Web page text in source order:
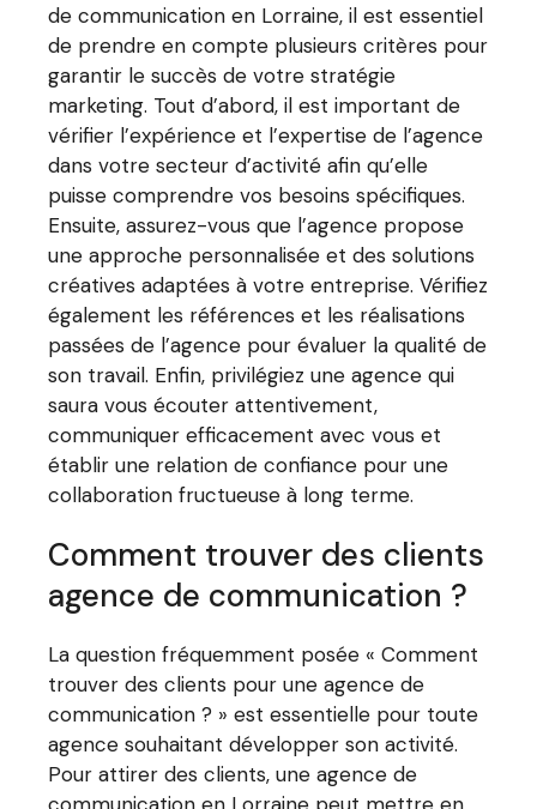
de communication en Lorraine, il est essentiel
de prendre en compte plusieurs critères pour
garantir le succès de votre stratégie
marketing. Tout d’abord, il est important de
vérifier l’expérience et l’expertise de l’agence
dans votre secteur d’activité afin qu’elle
puisse comprendre vos besoins spécifiques.
Ensuite, assurez-vous que l’agence propose
une approche personnalisée et des solutions
créatives adaptées à votre entreprise. Vérifiez
également les références et les réalisations
passées de l’agence pour évaluer la qualité de
son travail. Enfin, privilégiez une agence qui
saura vous écouter attentivement,
communiquer efficacement avec vous et
établir une relation de confiance pour une
collaboration fructueuse à long terme.
Comment trouver des clients
agence de communication ?
La question fréquemment posée « Comment
trouver des clients pour une agence de
communication ? » est essentielle pour toute
agence souhaitant développer son activité.
Pour attirer des clients, une agence de